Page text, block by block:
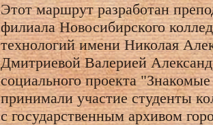
Этот маршрут разработан
филиала Новосибирского
технологий имени Николая
Дмитриевой Валерией
социального проекта
принимали участие студенты
с государственным архивом